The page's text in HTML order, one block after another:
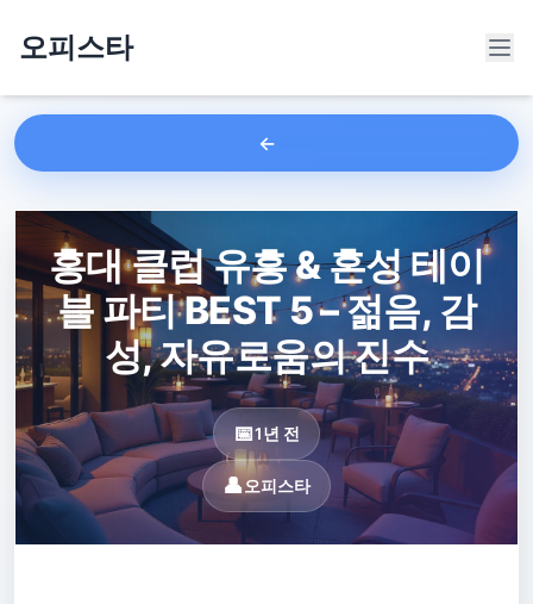
오피스타
홍대 클럽 유흥 & 혼성 테이
블 파티 BEST 5 – 젊음, 감
성, 자유로움의 진수
1년 전
오피스타